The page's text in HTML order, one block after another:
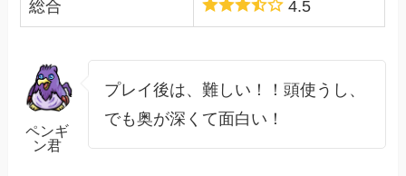
総合 4.5
ペンギ
ン君
プレイ後は、難しい！！頭使うし、
でも奥が深くて面白い！